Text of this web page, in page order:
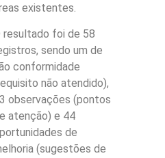
existentes.
resultado foi de 58
sendo um de
conformidade
não atendido),
observações (pontos
atenção) e 44
de
(sugestões de